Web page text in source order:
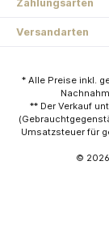
Zahlungsarten
Versandarten
* Alle Preise inkl.
** Der Verkauf
Umsatzsteuer für
© 2026